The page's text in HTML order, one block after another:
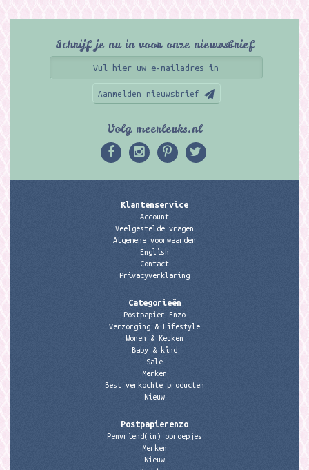
Schrijf je nu in voor onze nieuwsbrief
Aanmelden nieuwsbrief
Volg meerleuks.nl
Klantenservice
Account
Veelgestelde vragen
Algemene voorwaarden
English
Contact
Privacyverklaring
Categorieën
Postpapier Enzo
Verzorging & Lifestyle
Wonen & Keuken
Baby & kind
Sale
Merken
Best verkochte producten
Nieuw
Postpapierenzo
Penvriend(in) oproepjes
Merken
Nieuw